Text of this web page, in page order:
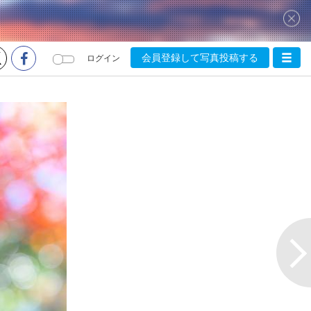
ログイン 会員登録して写真投稿する